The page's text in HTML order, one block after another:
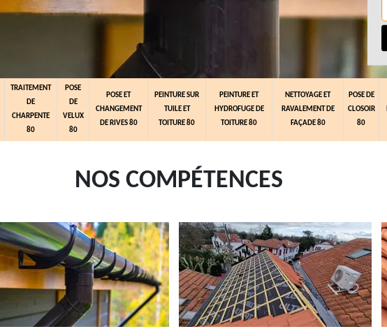
TRAITEMENT
DE
CHARPENTE
80
POSE
DE
VELUX
80
POSE ET
CHANGEMENT
DE RIVES 80
PEINTURE SUR
TUILE ET
TOITURE 80
PEINTURE ET
HYDROFUGE DE
TOITURE 80
NETTOYAGE ET
RAVALEMENT DE
FAÇADE 80
POSE DE
CLOSOIR
80
NOS COMPÉTENCES